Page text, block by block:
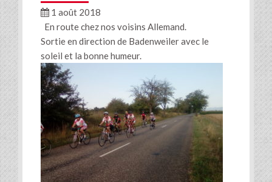
1 août 2018
En route chez nos voisins Allemand.
Sortie en direction de Badenweiler avec le
soleil et la bonne humeur.